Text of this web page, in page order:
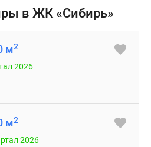
в ЖК «Сибирь»
м2
2026
м2
2026